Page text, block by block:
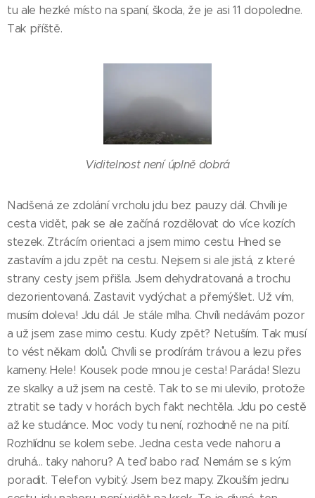
tu ale hezké místo na spaní, škoda, že je asi 11 dopoledne.
Tak příště.
Viditelnost není úplně dobrá
Nadšená ze zdolání vrcholu jdu bez pauzy dál. Chvíli je
cesta vidět, pak se ale začíná rozdělovat do více kozích
stezek. Ztrácím orientaci a jsem mimo cestu. Hned se
zastavím a jdu zpět na cestu. Nejsem si ale jistá, z které
strany cesty jsem přišla. Jsem dehydratovaná a trochu
dezorientovaná. Zastavit vydýchat a přemýšlet. Už vím,
musím doleva! Jdu dál. Je stále mlha. Chvíli nedávám pozor
a už jsem zase mimo cestu. Kudy zpět? Netuším. Tak musí
to vést někam dolů. Chvíli se prodírám trávou a lezu přes
kameny. Hele! Kousek pode mnou je cesta! Paráda! Slezu
ze skalky a už jsem na cestě. Tak to se mi ulevilo, protože
ztratit se tady v horách bych fakt nechtěla. Jdu po cestě
až ke studánce. Moc vody tu není, rozhodně ne na pití.
Rozhlídnu se kolem sebe. Jedna cesta vede nahoru a
druhá... taky nahoru? A teď babo raď. Nemám se s kým
poradit. Telefon vybitý. Jsem bez mapy. Zkouším jednu